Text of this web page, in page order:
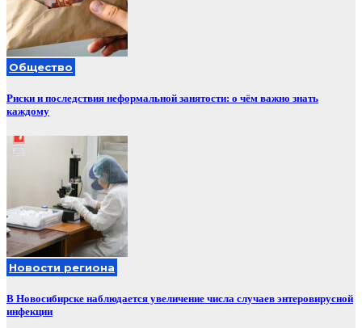
Общество
Риски и последствия неформальной занятости: о чём важно знать
каждому
Новости региона
В Новосибирске наблюдается увеличение числа случаев энтеровирусной
инфекции